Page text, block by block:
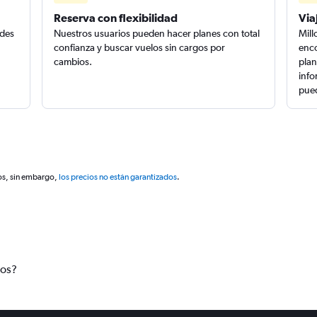
Reserva con flexibilidad
Nuestros usuarios pueden hacer planes con total
confianza y buscar vuelos sin cargos por
cambios.
sin embargo, los precios no están garantizados.